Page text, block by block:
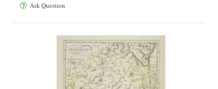
Ask Question